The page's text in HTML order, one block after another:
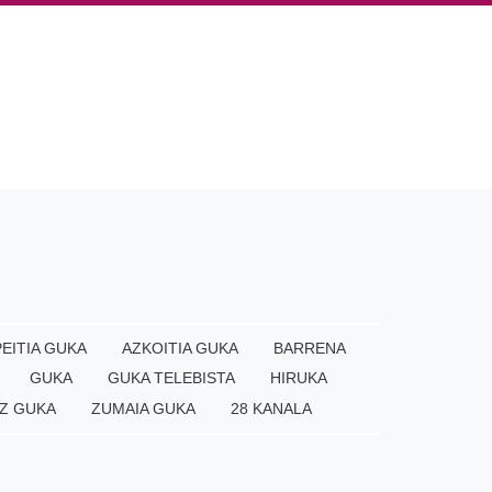
GUKA AZKOITIA GUKA
BARRENA
GUKA
GUKA TELEBISTA
HIRUKA
GUKA
ZUMAIA GUKA 28 KANALA